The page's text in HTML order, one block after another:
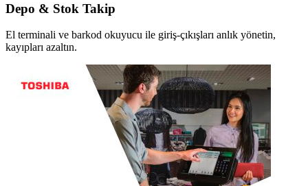
Depo & Stok Takip
El terminali ve barkod okuyucu ile giriş-çıkışları anlık yönetin,
kayıpları azaltın.